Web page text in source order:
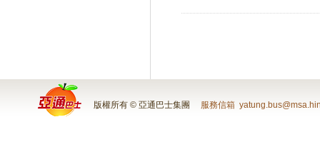
版權所有 © 亞通巴士集團 服務信箱